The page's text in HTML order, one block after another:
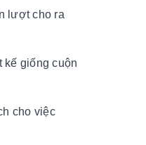
lượt cho ra
kế giống cuộn
cho việc